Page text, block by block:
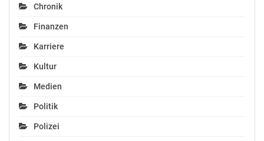
„Eurovision Song
Contest“ – Cesár
Teppich
In "Medien"
Chronik
Finanzen
Karriere
Kultur
Medien
Politik
Polizei